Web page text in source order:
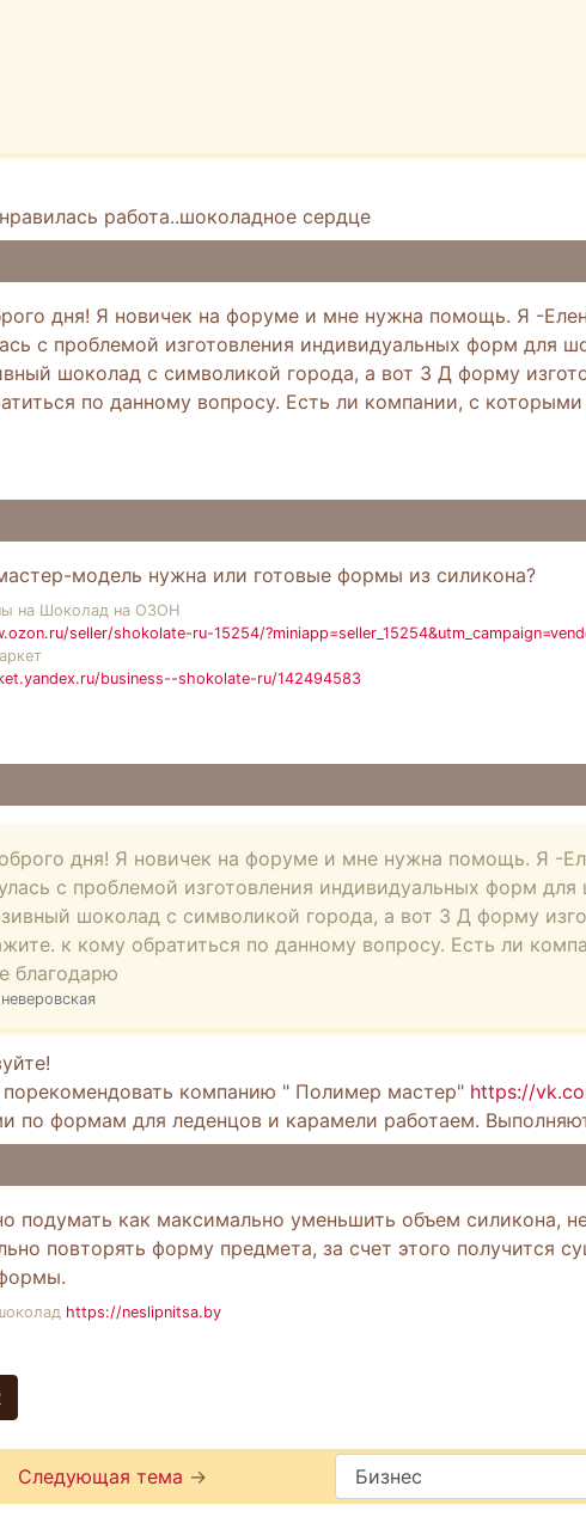
работа..шоколадное сердце
дня! Я новичек на форуме и мне нужна помощь. Я -
с проблемой изготовления индивидуальных форм для
шоколад с символикой города, а вот 3 Д форму
по данному вопросу. Есть ли компании, с
модель нужна или готовые формы из силикона?
на Шоколад на ОЗОН
seller/shokolate-ru-15254/
business--shokolate-ru/142494583
дня! Я новичек на форуме и мне нужна помощь. Я -
с проблемой изготовления индивидуальных форм
шоколад с символикой города, а вот 3 Д форму
к кому обратиться по данному вопросу. Есть ли
благодарю
порекомендовать компанию " Полимер мастер" https://
по формам для леденцов и карамели работаем.
подумать как максимально уменьшить объем силикона,
повторять форму предмета, за счет этого получится
https://neslipnitsa.by
Следующая тема →